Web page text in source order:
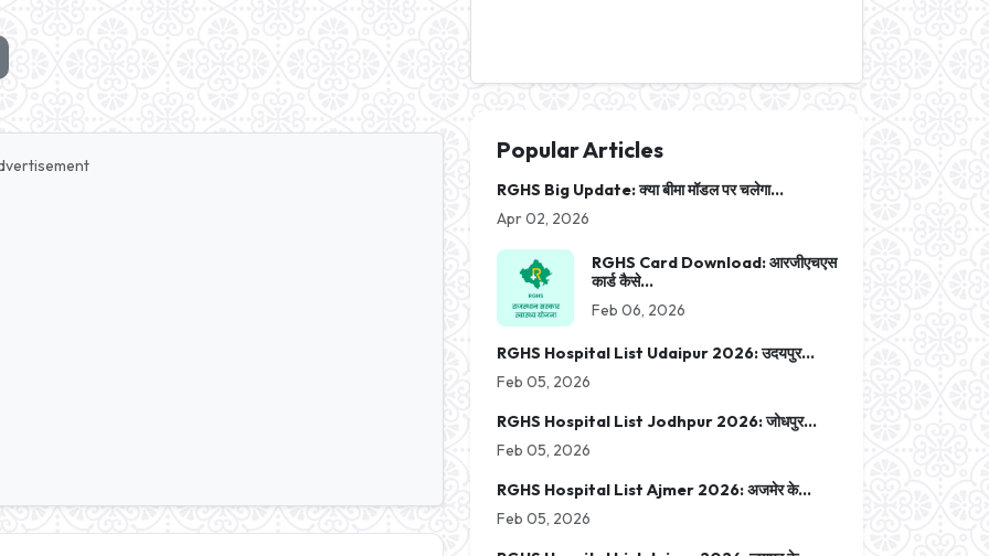
Popular Articles
RGHS Big Update: क्या बीमा मॉडल पर चलेगा...
Apr 02, 2026
RGHS Card Download: आरजीएचएस
कार्ड कैसे...
Feb 06, 2026
RGHS Hospital List Udaipur 2026: उदयपुर...
Feb 05, 2026
RGHS Hospital List Jodhpur 2026: जोधपुर...
Feb 05, 2026
RGHS Hospital List Ajmer 2026: अजमेर के...
Feb 05, 2026